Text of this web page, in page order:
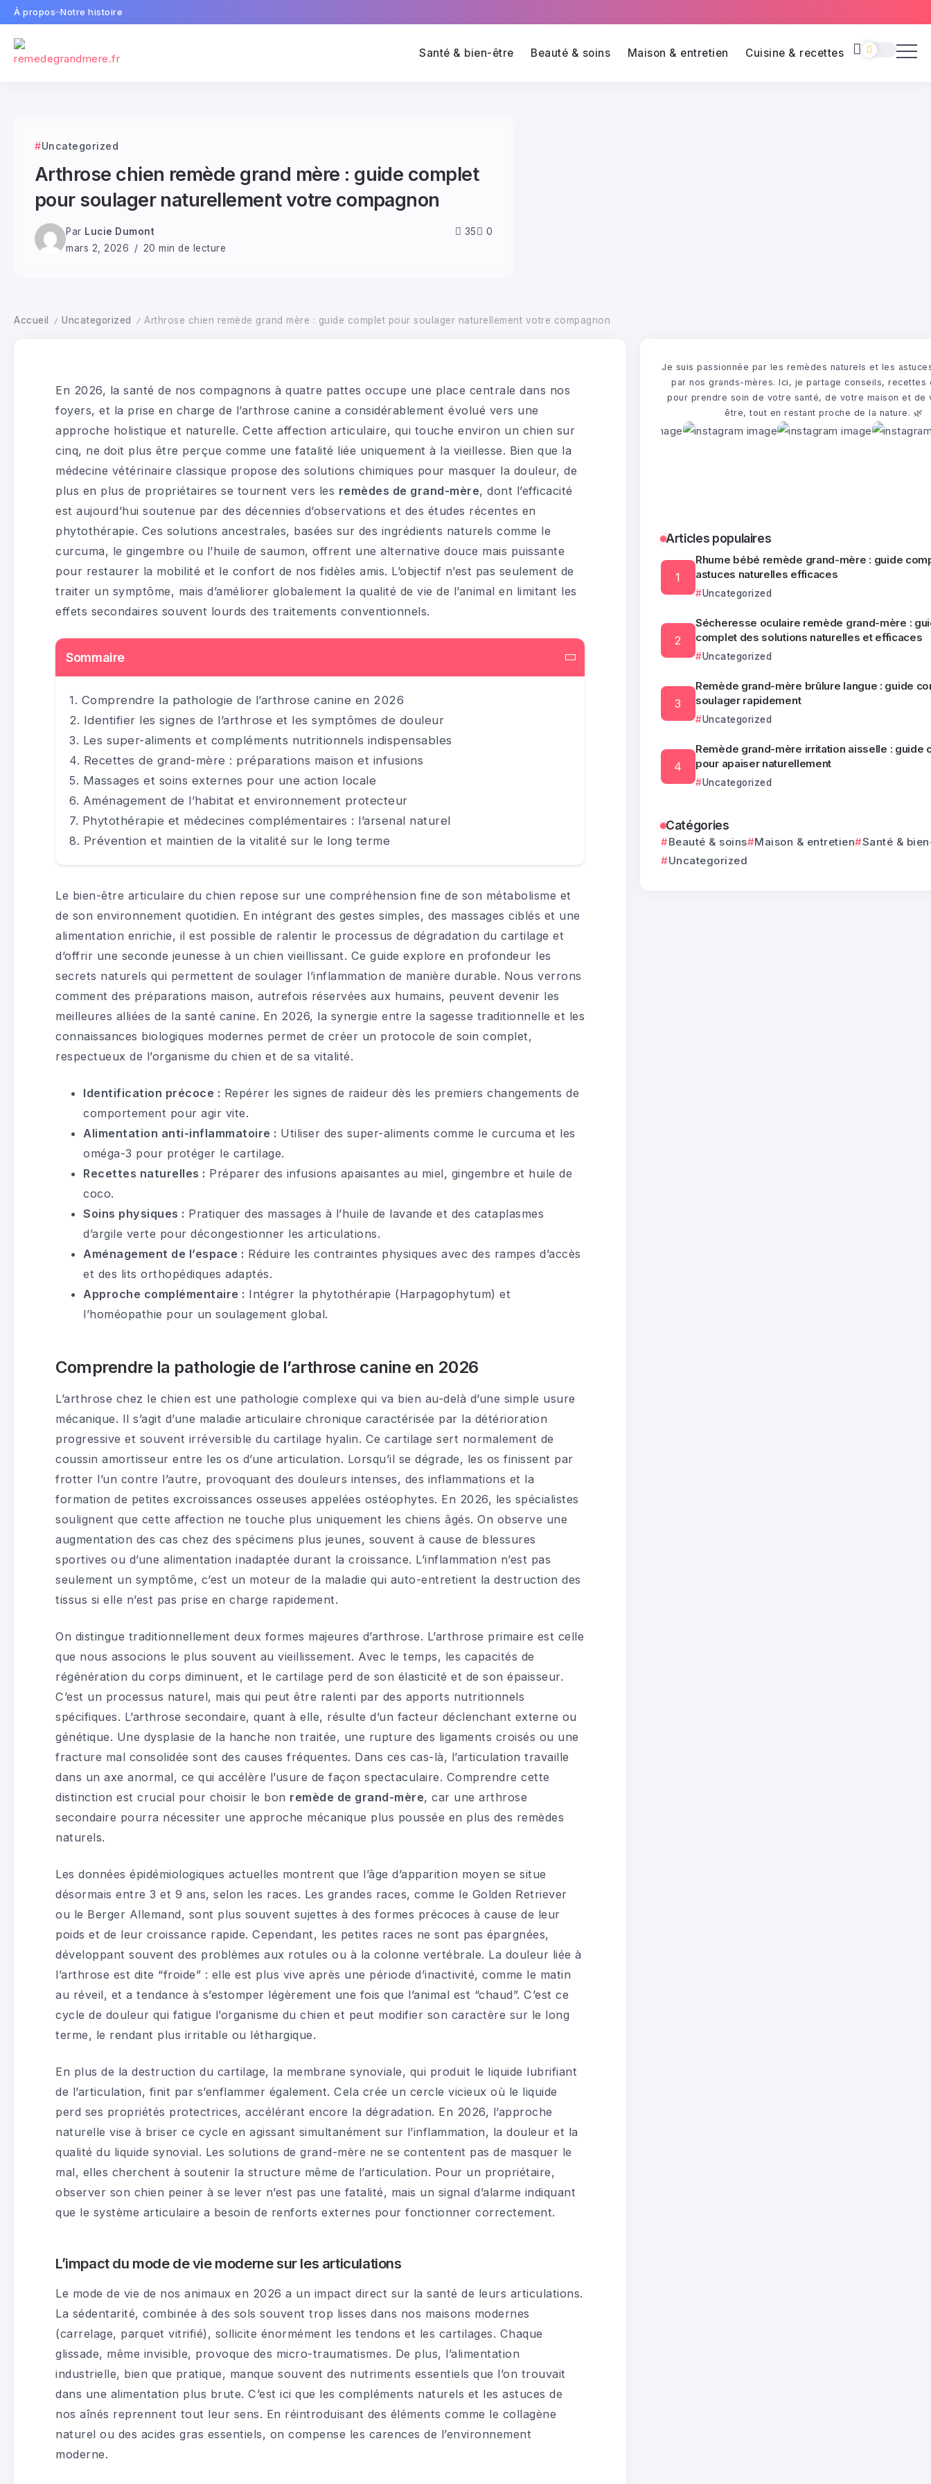
À propos Notre histoire
Santé & bien-être Beauté & soins Maison & entretien Cuisine & recettes
Uncategorized
Arthrose chien remède grand mère : guide complet
pour soulager naturellement votre compagnon
Par Lucie Dumont
mars 2, 2026
20 min de lecture
35 0
Accueil / Uncategorized / Arthrose chien remède grand mère : guide complet pour soulager naturellement votre compagnon
En 2026, la santé de nos compagnons à quatre pattes occupe une place centrale dans nos
foyers, et la prise en charge de l’arthrose canine a considérablement évolué vers une
approche holistique et naturelle. Cette affection articulaire, qui touche environ un chien sur
cinq, ne doit plus être perçue comme une fatalité liée uniquement à la vieillesse. Bien que la
médecine vétérinaire classique propose des solutions chimiques pour masquer la douleur, de
plus en plus de propriétaires se tournent vers les remèdes de grand-mère, dont l’efficacité
est aujourd’hui soutenue par des décennies d’observations et des études récentes en
phytothérapie. Ces solutions ancestrales, basées sur des ingrédients naturels comme le
curcuma, le gingembre ou l’huile de saumon, offrent une alternative douce mais puissante
pour restaurer la mobilité et le confort de nos fidèles amis. L’objectif n’est pas seulement de
traiter un symptôme, mais d’améliorer globalement la qualité de vie de l’animal en limitant les
effets secondaires souvent lourds des traitements conventionnels.
Sommaire
Comprendre la pathologie de l’arthrose canine en 2026
Identifier les signes de l’arthrose et les symptômes de douleur
Les super-aliments et compléments nutritionnels indispensables
Recettes de grand-mère : préparations maison et infusions
Massages et soins externes pour une action locale
Aménagement de l’habitat et environnement protecteur
Phytothérapie et médecines complémentaires : l’arsenal naturel
Prévention et maintien de la vitalité sur le long terme
Le bien-être articulaire du chien repose sur une compréhension fine de son métabolisme et
de son environnement quotidien. En intégrant des gestes simples, des massages ciblés et une
alimentation enrichie, il est possible de ralentir le processus de dégradation du cartilage et
d’offrir une seconde jeunesse à un chien vieillissant. Ce guide explore en profondeur les
secrets naturels qui permettent de soulager l’inflammation de manière durable. Nous verrons
comment des préparations maison, autrefois réservées aux humains, peuvent devenir les
meilleures alliées de la santé canine. En 2026, la synergie entre la sagesse traditionnelle et les
connaissances biologiques modernes permet de créer un protocole de soin complet,
respectueux de l’organisme du chien et de sa vitalité.
Identification précoce : Repérer les signes de raideur dès les premiers changements de
comportement pour agir vite.
Alimentation anti-inflammatoire : Utiliser des super-aliments comme le curcuma et les
oméga-3 pour protéger le cartilage.
Recettes naturelles : Préparer des infusions apaisantes au miel, gingembre et huile de
coco.
Soins physiques : Pratiquer des massages à l’huile de lavande et des cataplasmes
d’argile verte pour décongestionner les articulations.
Aménagement de l’espace : Réduire les contraintes physiques avec des rampes d’accès
et des lits orthopédiques adaptés.
Approche complémentaire : Intégrer la phytothérapie (Harpagophytum) et
l’homéopathie pour un soulagement global.
Comprendre la pathologie de l’arthrose canine en 2026
L’arthrose chez le chien est une pathologie complexe qui va bien au-delà d’une simple usure
mécanique. Il s’agit d’une maladie articulaire chronique caractérisée par la détérioration
progressive et souvent irréversible du cartilage hyalin. Ce cartilage sert normalement de
coussin amortisseur entre les os d’une articulation. Lorsqu’il se dégrade, les os finissent par
frotter l’un contre l’autre, provoquant des douleurs intenses, des inflammations et la
formation de petites excroissances osseuses appelées ostéophytes. En 2026, les spécialistes
soulignent que cette affection ne touche plus uniquement les chiens âgés. On observe une
augmentation des cas chez des spécimens plus jeunes, souvent à cause de blessures
sportives ou d’une alimentation inadaptée durant la croissance. L’inflammation n’est pas
seulement un symptôme, c’est un moteur de la maladie qui auto-entretient la destruction des
tissus si elle n’est pas prise en charge rapidement.
On distingue traditionnellement deux formes majeures d’arthrose. L’arthrose primaire est celle
que nous associons le plus souvent au vieillissement. Avec le temps, les capacités de
régénération du corps diminuent, et le cartilage perd de son élasticité et de son épaisseur.
C’est un processus naturel, mais qui peut être ralenti par des apports nutritionnels
spécifiques. L’arthrose secondaire, quant à elle, résulte d’un facteur déclenchant externe ou
génétique. Une dysplasie de la hanche non traitée, une rupture des ligaments croisés ou une
fracture mal consolidée sont des causes fréquentes. Dans ces cas-là, l’articulation travaille
dans un axe anormal, ce qui accélère l’usure de façon spectaculaire. Comprendre cette
distinction est crucial pour choisir le bon remède de grand-mère, car une arthrose
secondaire pourra nécessiter une approche mécanique plus poussée en plus des remèdes
naturels.
Les données épidémiologiques actuelles montrent que l’âge d’apparition moyen se situe
désormais entre 3 et 9 ans, selon les races. Les grandes races, comme le Golden Retriever
ou le Berger Allemand, sont plus souvent sujettes à des formes précoces à cause de leur
poids et de leur croissance rapide. Cependant, les petites races ne sont pas épargnées,
développant souvent des problèmes aux rotules ou à la colonne vertébrale. La douleur liée à
l’arthrose est dite “froide” : elle est plus vive après une période d’inactivité, comme le matin
au réveil, et a tendance à s’estomper légèrement une fois que l’animal est “chaud”. C’est ce
cycle de douleur qui fatigue l’organisme du chien et peut modifier son caractère sur le long
terme, le rendant plus irritable ou léthargique.
En plus de la destruction du cartilage, la membrane synoviale, qui produit le liquide lubrifiant
de l’articulation, finit par s’enflammer également. Cela crée un cercle vicieux où le liquide
perd ses propriétés protectrices, accélérant encore la dégradation. En 2026, l’approche
naturelle vise à briser ce cycle en agissant simultanément sur l’inflammation, la douleur et la
qualité du liquide synovial. Les solutions de grand-mère ne se contentent pas de masquer le
mal, elles cherchent à soutenir la structure même de l’articulation. Pour un propriétaire,
observer son chien peiner à se lever n’est pas une fatalité, mais un signal d’alarme indiquant
que le système articulaire a besoin de renforts externes pour fonctionner correctement.
L’impact du mode de vie moderne sur les articulations
Le mode de vie de nos animaux en 2026 a un impact direct sur la santé de leurs articulations.
La sédentarité, combinée à des sols souvent trop lisses dans nos maisons modernes
(carrelage, parquet vitrifié), sollicite énormément les tendons et les cartilages. Chaque
glissade, même invisible, provoque des micro-traumatismes. De plus, l’alimentation
industrielle, bien que pratique, manque souvent des nutriments essentiels que l’on trouvait
dans une alimentation plus brute. C’est ici que les compléments naturels et les astuces de
nos aînés reprennent tout leur sens. En réintroduisant des éléments comme le collagène
naturel ou des acides gras essentiels, on compense les carences de l’environnement
moderne.
Je suis passionnée par les remèdes naturels et les
par nos grands-mères. Ici, je partage conseils, recettes
pour prendre soin de votre santé, de votre maison et de
être, tout en restant proche de la nature. 🌿​
Articles populaires
Rhume bébé remède grand-mère : guide
astuces naturelles efficaces
Uncategorized
Sécheresse oculaire remède grand-mère :
complet des solutions naturelles et efficaces
Uncategorized
Remède grand-mère brûlure langue : guide
soulager rapidement
Uncategorized
Remède grand-mère irritation aisselle : guide
pour apaiser naturellement
Uncategorized
Catégories
Beauté & soins Maison & entretien
Santé &
Uncategorized